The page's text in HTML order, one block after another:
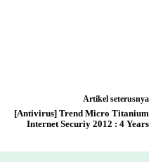
Artikel seterusnya
[Antivirus] Trend Micro Titanium
Internet Securiy 2012 : 4 Years